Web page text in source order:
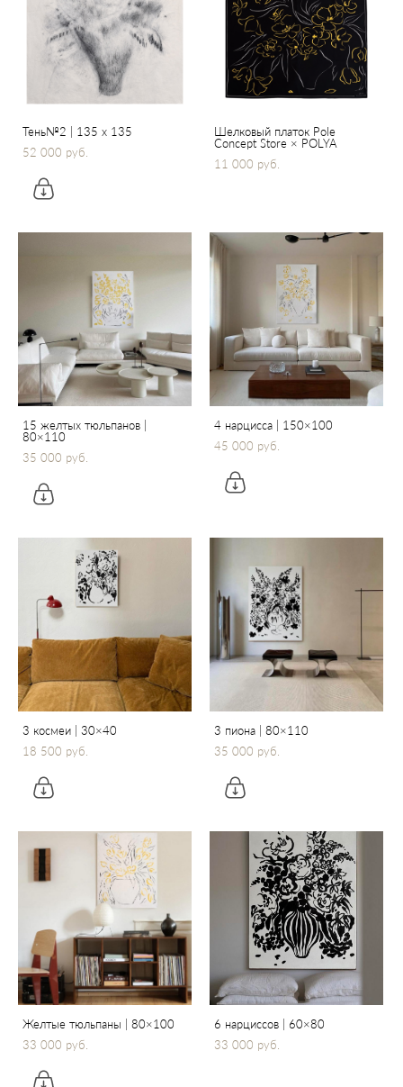
Тень№2 | 135 х 135
52 000 pуб.
Шелковый платок Pole
Concept Store × POLYA
11 000 pуб.
15 желтых тюльпанов |
80×110
35 000 pуб.
4 нарцисса | 150×100
45 000 pуб.
3 космеи | 30×40
18 500 pуб.
3 пиона | 80×110
35 000 pуб.
Желтые тюльпаны | 80×100
33 000 pуб.
6 нарциссов | 60×80
33 000 pуб.